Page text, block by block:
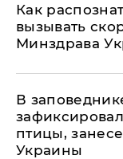
Как
вызывать
Минздрава
В
птицы,
Украины